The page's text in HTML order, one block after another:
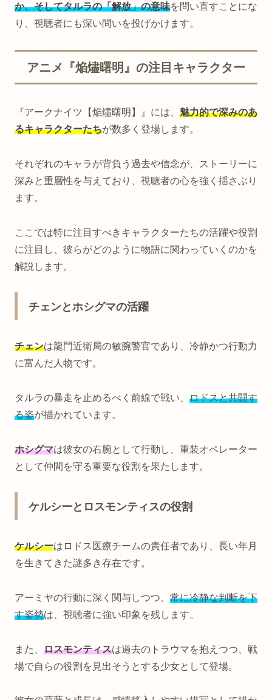
か、そしてタルラの「解放」の意味を問い直すことにな
り、視聴者にも深い問いを投げかけます。
アニメ『焔燼曙明』の注目キャラクター
『アークナイツ【焔燼曙明】』には、 魅力的で深みのあ
るキャラクターたちが数多く登場します。
それぞれのキャラが背負う過去や信念が、ストーリーに
深みと重層性を与えており、視聴者の心を強く揺さぶり
ます。
ここでは特に注目すべきキャラクターたちの活躍や役割
に注目し、彼らがどのように物語に関わっていくのかを
解説します。
チェンとホシグマの活躍
チェンは龍門近衛局の敏腕警官であり、冷静かつ行動力
に富んだ人物です。
タルラの暴走を止めるべく前線で戦い、 ロドスと共闘す
る姿が描かれています。
ホシグマは彼女の右腕として行動し、重装オペレーター
として仲間を守る重要な役割を果たします。
ケルシーとロスモンティスの役割
ケルシーはロドス医療チームの責任者であり、長い年月
を生きてきた謎多き存在です。
アーミヤの行動に深く関与しつつ、 常に冷静な判断を下
す姿勢は、視聴者に強い印象を残します。
また、 ロスモンティスは過去のトラウマを抱えつつ、戦
場で自らの役割を見出そうとする少女として登場。